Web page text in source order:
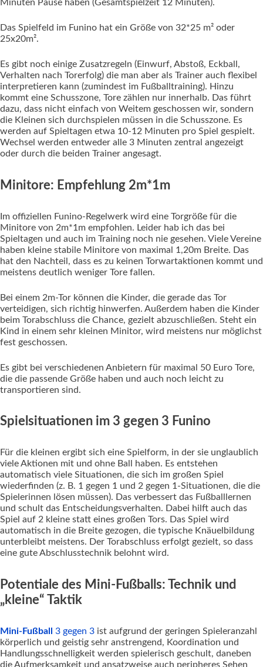
Minuten Pause haben (Gesamtspielzeit 12 Minuten).
Das Spielfeld im Funino hat ein Größe von 32*25 m² oder
25x20m².
Es gibt noch einige Zusatzregeln (Einwurf, Abstoß, Eckball,
Verhalten nach Torerfolg) die man aber als Trainer auch flexibel
interpretieren kann (zumindest im Fußballtraining). Hinzu
kommt eine Schusszone, Tore zählen nur innerhalb. Das führt
dazu, dass nicht einfach von Weitem geschossen wir, sondern
die Kleinen sich durchspielen müssen in die Schusszone. Es
werden auf Spieltagen etwa 10-12 Minuten pro Spiel gespielt.
Wechsel werden entweder alle 3 Minuten zentral angezeigt
oder durch die beiden Trainer angesagt.
Minitore: Empfehlung 2m*1m
Im offiziellen Funino-Regelwerk wird eine Torgröße für die
Minitore von 2m*1m empfohlen. Leider hab ich das bei
Spieltagen und auch im Training noch nie gesehen. Viele Vereine
haben kleine stabile Minitore von maximal 1,20m Breite. Das
hat den Nachteil, dass es zu keinen Torwartaktionen kommt und
meistens deutlich weniger Tore fallen.
Bei einem 2m-Tor können die Kinder, die gerade das Tor
verteidigen, sich richtig hinwerfen. Außerdem haben die Kinder
beim Torabschluss die Chance, gezielt abzuschließen. Steht ein
Kind in einem sehr kleinen Minitor, wird meistens nur möglichst
fest geschossen.
Es gibt bei verschiedenen Anbietern für maximal 50 Euro Tore,
die die passende Größe haben und auch noch leicht zu
transportieren sind.
Spielsituationen im 3 gegen 3 Funino
Für die kleinen ergibt sich eine Spielform, in der sie unglaublich
viele Aktionen mit und ohne Ball haben. Es entstehen
automatisch viele Situationen, die sich im großen Spiel
wiederfinden (z. B. 1 gegen 1 und 2 gegen 1-Situationen, die die
Spielerinnen lösen müssen). Das verbessert das Fußballlernen
und schult das Entscheidungsverhalten. Dabei hilft auch das
Spiel auf 2 kleine statt eines großen Tors. Das Spiel wird
automatisch in die Breite gezogen, die typische Knäuelbildung
unterbleibt meistens. Der Torabschluss erfolgt gezielt, so dass
eine gute Abschlusstechnik belohnt wird.
Potentiale des Mini-Fußballs: Technik und
„kleine“ Taktik
Mini-Fußball 3 gegen 3 ist aufgrund der geringen Spieleranzahl
körperlich und geistig sehr anstrengend, Koordination und
Handlungsschnelligkeit werden spielerisch geschult, daneben
die Aufmerksamkeit und ansatzweise auch peripheres Sehen